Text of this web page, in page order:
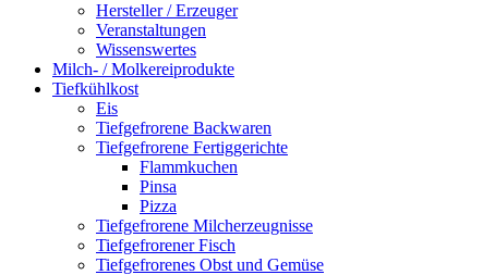
Hersteller / Erzeuger
Veranstaltungen
Wissenswertes
Milch- / Molkereiprodukte
Tiefkühlkost
Eis
Tiefgefrorene Backwaren
Tiefgefrorene Fertiggerichte
Flammkuchen
Pinsa
Pizza
Tiefgefrorene Milcherzeugnisse
Tiefgefrorener Fisch
Tiefgefrorenes Obst und Gemüse